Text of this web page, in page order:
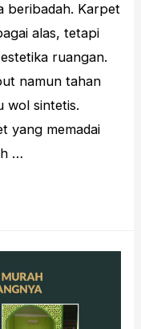
beribadah. Karpet
alas, tetapi
ruangan.
namun tahan
wol sintetis.
yang memadai
…